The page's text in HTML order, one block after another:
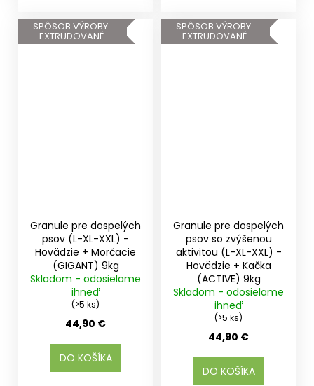
SPÔSOB VÝROBY:
EXTRUDOVANÉ
Granule pre dospelých
psov (L-XL-XXL) -
Hovädzie + Morčacie
(GIGANT) 9kg
Skladom - odosielame
ihneď
(>5 ks)
44,90 €
DO KOŠÍKA
SPÔSOB VÝROBY:
EXTRUDOVANÉ
Granule pre dospelých
psov so zvýšenou
aktivitou (L-XL-XXL) -
Hovädzie + Kačka
(ACTIVE) 9kg
Skladom - odosielame
ihneď
(>5 ks)
44,90 €
DO KOŠÍKA